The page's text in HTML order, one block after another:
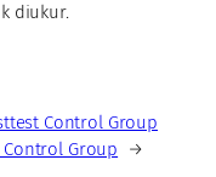
diukur.
Control Group
Group
→